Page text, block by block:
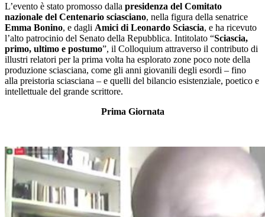
L’evento è stato promosso dalla presidenza del Comitato
nazionale del Centenario sciasciano, nella figura della senatrice
Emma Bonino, e dagli Amici di Leonardo Sciascia, e ha ricevuto
l’alto patrocinio del Senato della Repubblica. Intitolato “Sciascia,
primo, ultimo e postumo”, il Colloquium attraverso il contributo di
illustri relatori per la prima volta ha esplorato zone poco note della
produzione sciasciana, come gli anni giovanili degli esordi – fino
alla preistoria sciasciana – e quelli del bilancio esistenziale, poetico e
intellettuale del grande scrittore.
Prima Giornata